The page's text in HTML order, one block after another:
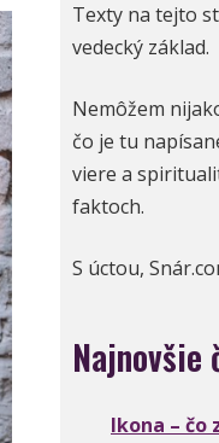
Texty na tejto
vedecký základ.
Nemôžem
čo je tu
viere a
faktoch.
S úctou,
Najnovšie
Ikona – čo